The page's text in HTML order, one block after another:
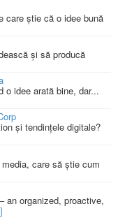
care știe că o idee bună
și să producă
o idee arată bine, dar...
și tendințele digitale?
care să știe cum
an organized, proactive,